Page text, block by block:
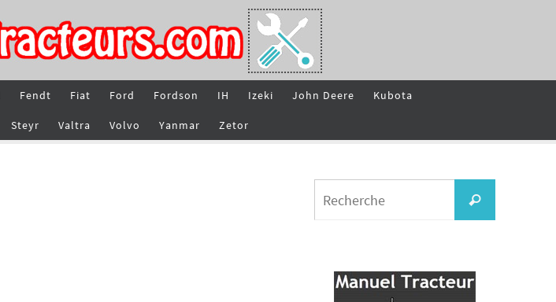
Fendt Fiat Ford Fordson IH Izeki John Deere Kubota
Steyr Valtra Volvo Yanmar Zetor
Recherche